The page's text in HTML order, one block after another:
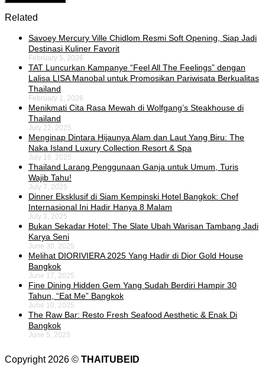
Related
Savoey Mercury Ville Chidlom Resmi Soft Opening, Siap Jadi
Destinasi Kuliner Favorit
February 5, 2026
TAT Luncurkan Kampanye “Feel All The Feelings” dengan
Lalisa LISA Manobal untuk Promosikan Pariwisata Berkualitas
Thailand
February 1, 2026
Menikmati Cita Rasa Mewah di Wolfgang’s Steakhouse di
Thailand
July 22, 2025
Menginap Dintara Hijaunya Alam dan Laut Yang Biru: The
Naka Island Luxury Collection Resort & Spa
July 16, 2025
Thailand Larang Penggunaan Ganja untuk Umum, Turis
Wajib Tahu!
July 7, 2025
Dinner Eksklusif di Siam Kempinski Hotel Bangkok: Chef
Internasional Ini Hadir Hanya 8 Malam
July 3, 2025
Bukan Sekadar Hotel: The Slate Ubah Warisan Tambang Jadi
Karya Seni
June 30, 2025
Melihat DIORIVIERA 2025 Yang Hadir di Dior Gold House
Bangkok
June 17, 2025
Fine Dining Hidden Gem Yang Sudah Berdiri Hampir 30
Tahun, “Eat Me” Bangkok
June 10, 2025
The Raw Bar: Resto Fresh Seafood Aesthetic & Enak Di
Bangkok
June 5, 2025
Copyright 2026 © THAITUBEID